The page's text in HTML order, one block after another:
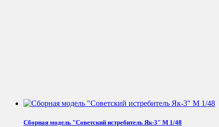
Сборная модель "Советский истребитель Як-3" М 1/48